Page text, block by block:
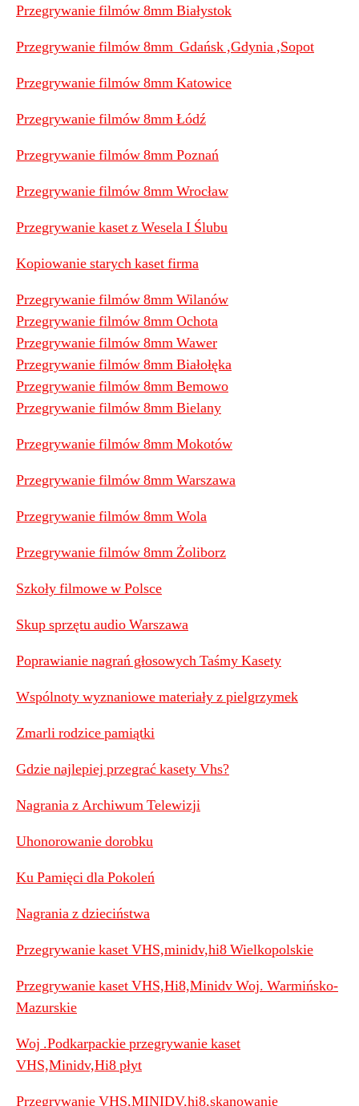
Przegrywanie filmów 8mm Białystok
Przegrywanie filmów 8mm Gdańsk ,Gdynia ,Sopot
Przegrywanie filmów 8mm Katowice
Przegrywanie filmów 8mm Łódź
Przegrywanie filmów 8mm Poznań
Przegrywanie filmów 8mm Wrocław
Przegrywanie kaset z Wesela I Ślubu
Kopiowanie starych kaset firma
Przegrywanie filmów 8mm Wilanów
Przegrywanie filmów 8mm Ochota
Przegrywanie filmów 8mm Wawer
Przegrywanie filmów 8mm Białołęka
Przegrywanie filmów 8mm Bemowo
Przegrywanie filmów 8mm Bielany
Przegrywanie filmów 8mm Mokotów
Przegrywanie filmów 8mm Warszawa
Przegrywanie filmów 8mm Wola
Przegrywanie filmów 8mm Żoliborz
Szkoły filmowe w Polsce
Skup sprzętu audio Warszawa
Poprawianie nagrań głosowych Taśmy Kasety
Wspólnoty wyznaniowe materiały z pielgrzymek
Zmarli rodzice pamiątki
Gdzie najlepiej przegrać kasety Vhs?
Nagrania z Archiwum Telewizji
Uhonorowanie dorobku
Ku Pamięci dla Pokoleń
Nagrania z dzieciństwa
Przegrywanie kaset VHS,minidv,hi8 Wielkopolskie
Przegrywanie kaset VHS,Hi8,Minidv Woj. Warmińsko-
Mazurskie
Woj .Podkarpackie przegrywanie kaset
VHS,Minidv,Hi8 płyt
Przegrywanie VHS,MINIDV,hi8,skanowanie